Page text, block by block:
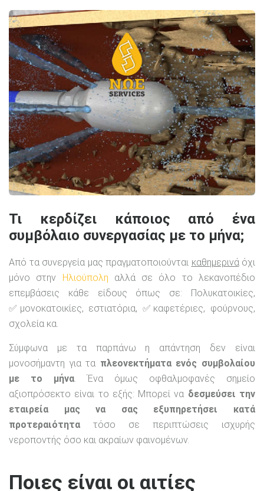
Τι κερδίζει κάποιος από ένα
συμβόλαιο συνεργασίας με το μήνα;
Από τα συνεργεία μας πραγματοποιούνται καθημερινάόχι
μόνο στην
Ηλιούπολη αλλά σε όλο το λεκανοπέδιο
επεμβάσεις κάθε είδους όπως σε: Πολυκατοικίες,
✅μονοκατοικίες, εστιατόρια, ✅καφετέριες, φούρνους,
σχολεία κα.
Σύμφωνα με τα παρπάνω η απάντηση δεν είναι
μονοσήμαντη για τα πλεονεκτήματα ενός συμβολαίου
με το μήνα. Ένα όμως οφθαλμοφανές σημείο
αξιοπρόσεκτο είναι το εξής: Μπορεί να δεσμεύσει την
εταιρεία μας να σας εξυπηρετήσει κατά
προτεραιότητα τόσο σε περιπτώσεις ισχυρής
νεροποντής όσο και ακραίων φαινομένων.
Ποιες είναι οι αιτίες